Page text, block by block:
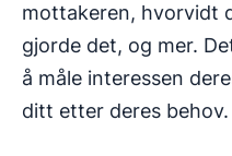
mottakeren, hvorvidt
gjorde det, og mer.
å måle interessen
ditt etter deres behov.